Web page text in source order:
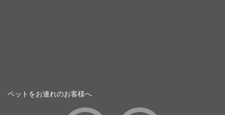
ペットをお連れのお客様へ